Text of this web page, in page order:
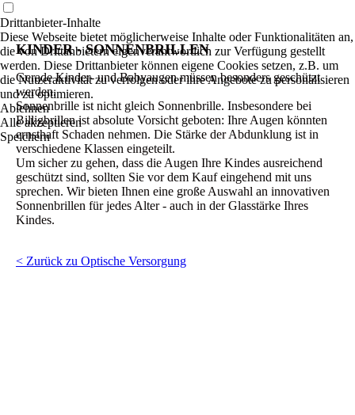
KINDER - SONNENBRILLEN
Gerade Kinder- und Babyaugen müssen besonders geschützt
werden.
Sonnenbrille ist nicht gleich Sonnenbrille. Insbesondere bei
Billigbrillen ist absolute Vorsicht geboten: Ihre Augen könnten
ernsthaft Schaden nehmen. Die Stärke der Abdunklung ist in
verschiedene Klassen eingeteilt.
Um sicher zu gehen, dass die Augen Ihre Kindes ausreichend
geschützt sind, sollten Sie vor dem Kauf eingehend mit uns
sprechen. Wir bieten Ihnen eine große Auswahl an innovativen
Sonnenbrillen für jedes Alter - auch in der Glasstärke Ihres
Kindes.
< Zurück zu Optische Versorgung
Drittanbieter-Inhalte
Diese Webseite bietet möglicherweise Inhalte oder Funktionalitäten an,
die von Drittanbietern eigenverantwortlich zur Verfügung gestellt
werden. Diese Drittanbieter können eigene Cookies setzen, z.B. um
die Nutzeraktivität zu verfolgen oder ihre Angebote zu personalisieren
und zu optimieren.
Ablehnen
Alle akzeptieren
Speichern